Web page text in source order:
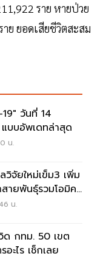
ราย หายป่วย
ย ยอดเสียชีวิตสะสม
วันที่ 14
บบอัพเดทล่าสุด
น.
วิจัยใหม่เข็ม3 เพิ่ม
ายพันธุ์รวมโอมิค
น.
ด กทม. 50 เขต
อะไร เช็กเลย